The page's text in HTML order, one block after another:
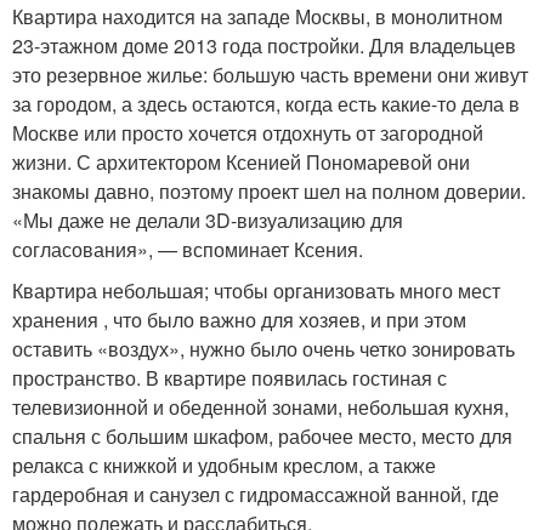
Квартира находится на западе Москвы, в монолитном
23-этажном доме 2013 года постройки. Для владельцев
это резервное жилье: большую часть времени они живут
за городом, а здесь остаются, когда есть какие-то дела в
Москве или просто хочется отдохнуть от загородной
жизни. С архитектором Ксенией Пономаревой они
знакомы давно, поэтому проект шел на полном доверии.
«Мы даже не делали 3D-визуализацию для
согласования», — вспоминает Ксения.
Квартира небольшая; чтобы организовать много мест
хранения , что было важно для хозяев, и при этом
оставить «воздух», нужно было очень четко зонировать
пространство. В квартире появилась гостиная с
телевизионной и обеденной зонами, небольшая кухня,
спальня с большим шкафом, рабочее место, место для
релакса с книжкой и удобным креслом, а также
гардеробная и санузел с гидромассажной ванной, где
можно полежать и расслабиться.